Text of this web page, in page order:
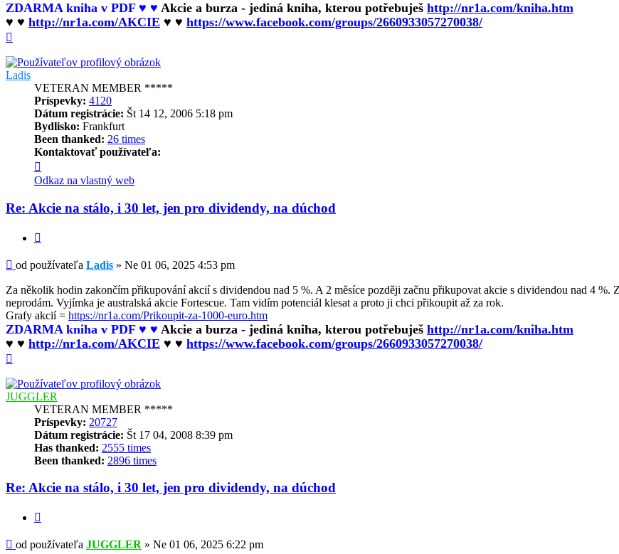
ZDARMA kniha v PDF ♥ ♥ Akcie a burza - jediná kniha, kterou potřebuješ http://nr1a.com/kniha.htm
♥ ♥ http://nr1a.com/AKCIE ♥ ♥ https://www.facebook.com/groups/2660933057270038/
Ladis
VETERAN MEMBER *****
Príspevky: 4120
Dátum registrácie: Št 14 12, 2006 5:18 pm
Bydlisko: Frankfurt
Been thanked: 26 times
Kontaktovať používateľa:
informácie
používateľa
-
Ladis
Odkaz na vlastný web
Re: Akcie na stálo, i 30 let, jen pro dividendy, na dúchod
Príspevok
od používateľa Ladis » Ne 01 06, 2025 4:53 pm
Za několik hodin zakončím přikupování akcií s dividendou nad 5 %. A 2 měsíce později začnu přikupovat akcie s dividendou nad 4
neprodám. Vyjímka je australská akcie Fortescue. Tam vidím potenciál klesat a proto ji chci přikoupit až za rok.
Grafy akcií = https://nr1a.com/Prikoupit-za-1000-euro.htm
ZDARMA kniha v PDF ♥ ♥ Akcie a burza - jediná kniha, kterou potřebuješ http://nr1a.com/kniha.htm
♥ ♥ http://nr1a.com/AKCIE ♥ ♥ https://www.facebook.com/groups/2660933057270038/
JUGGLER
VETERAN MEMBER *****
Príspevky: 20727
Dátum registrácie: Št 17 04, 2008 8:39 pm
Has thanked: 2555 times
Been thanked: 2896 times
Re: Akcie na stálo, i 30 let, jen pro dividendy, na dúchod
Príspevok
od používateľa JUGGLER » Ne 01 06, 2025 6:22 pm